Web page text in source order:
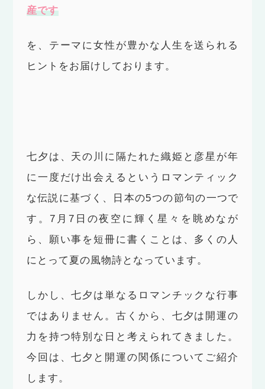
産です
を、テーマに女性が豊かな人生を送られる
ヒントをお届けしております。
七夕は、天の川に隔たれた織姫と彦星が年
に一度だけ出会えるというロマンティック
な伝説に基づく、日本の5つの節句の一つで
す。7月7日の夜空に輝く星々を眺めなが
ら、願い事を短冊に書くことは、多くの人
にとって夏の風物詩となっています。
しかし、七夕は単なるロマンチックな行事
ではありません。古くから、七夕は開運の
力を持つ特別な日と考えられてきました。
今回は、七夕と開運の関係についてご紹介
します。